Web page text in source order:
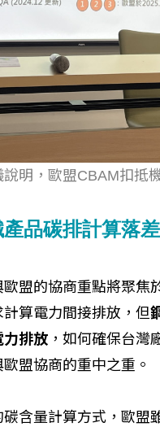
明，歐盟CBAM扣抵
品碳排計算落
盟的協商重點將聚
算電力間接排放，但
力排放 ，如何確保台灣
盟協商的重中之重。
含量計算方式，歐
如何守護每個生
工改變病患命運